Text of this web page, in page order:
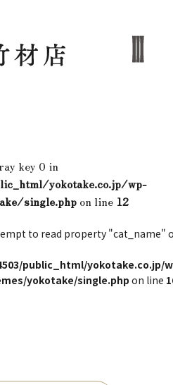
key 0 in
yokotake.co.jp/wp-
single.phpon line 12
to read property "cat_name"
public_html/yokotake.co.jp/
yokotake/single.php on line